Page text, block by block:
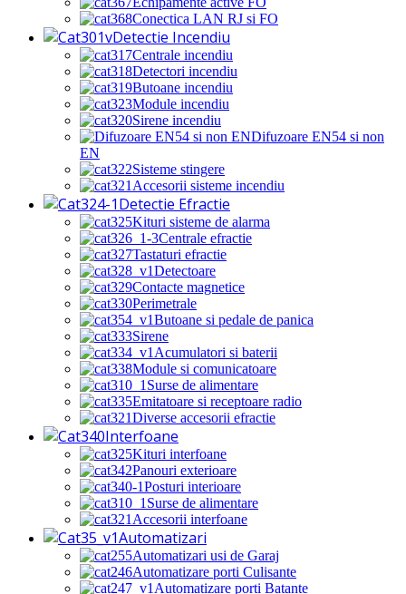
Conectica LAN RJ si FO
Detectie Incendiu
Centrale incendiu
Detectori incendiu
Butoane incendiu
Module incendiu
Sirene incendiu
Difuzoare EN54 si non
EN
Sisteme stingere
Accesorii sisteme incendiu
Detectie Efractie
Kituri sisteme de alarma
Centrale efractie
Tastaturi efractie
Detectoare
Contacte magnetice
Perimetrale
Butoane si pedale de panica
Sirene
Acumulatori si baterii
Module si comunicatoare
Surse de alimentare
Emitatoare si receptoare radio
Diverse accesorii efractie
Interfoane
Kituri interfoane
Panouri exterioare
Posturi interioare
Surse de alimentare
Accesorii interfoane
Automatizari
Automatizari usi de Garaj
Automatizare porti Culisante
Automatizare porti Batante